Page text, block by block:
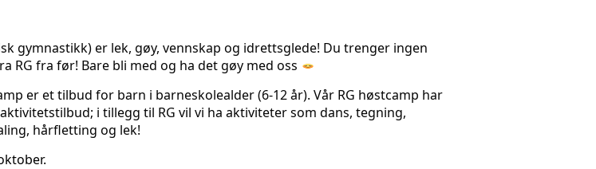
gymnastikk) er lek, gøy, vennskap og idrettsglede! Du trenger ingen
RG fra før! Bare bli med og ha det gøy med oss
er et tilbud for barn i barneskolealder (6-12 år). Vår RG høstcamp har
i tillegg til RG vil vi ha aktiviteter som dans, tegning,
hårfletting og lek!